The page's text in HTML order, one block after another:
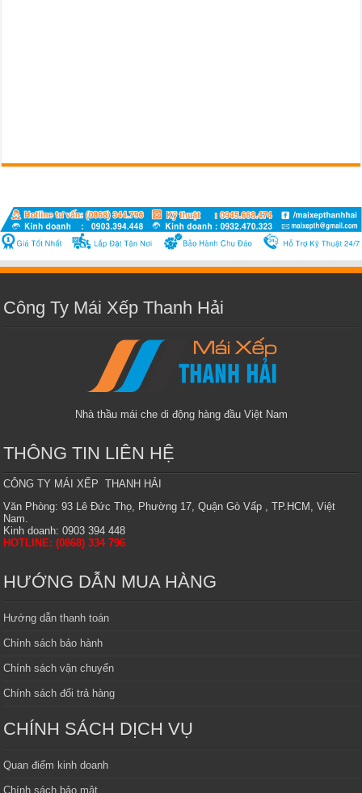
Công Ty Mái Xếp Thanh Hải
Nhà thầu mái che di động hàng đầu Việt Nam
THÔNG TIN LIÊN HỆ
CÔNG TY MÁI XẾP THANH HẢI
Văn Phòng: 93 Lê Đức Thọ, Phường 17, Quận Gò Vấp , TP.HCM, Việt
Nam.
Kinh doanh: 0903 394 448
HOTLINE: (0868) 334 796
HƯỚNG DẪN MUA HÀNG
Hướng dẫn thanh toán
Chính sách bảo hành
Chính sách vận chuyển
Chính sách đổi trả hàng
CHÍNH SÁCH DỊCH VỤ
Quan điểm kinh doanh
Chính sách bảo mật